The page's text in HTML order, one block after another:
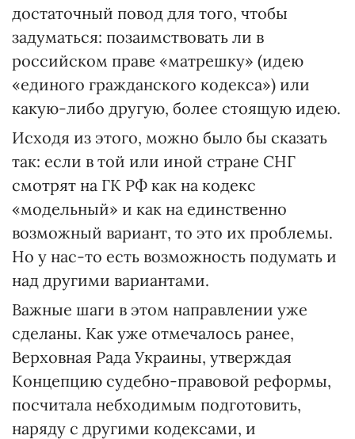
достаточный повод для того, чтобы
задуматься: позаимствовать ли в
российском праве «матрешку» (идею
«единого гражданского кодекса») или
какую-либо другую, более стоящую идею.
Исходя из этого, можно было бы сказать
так: если в той или иной стране СНГ
смотрят на ГК РФ как на кодекс
«модельный» и как на единственно
возможный вариант, то это их проблемы.
Но у нас-то есть возможность подумать и
над другими вариантами.
Важные шаги в этом направлении уже
сделаны. Как уже отмечалось ранее,
Верховная Рада Украины, утверждая
Концепцию судебно-правовой реформы,
посчитала небходимым подготовить,
наряду с другими кодексами, и